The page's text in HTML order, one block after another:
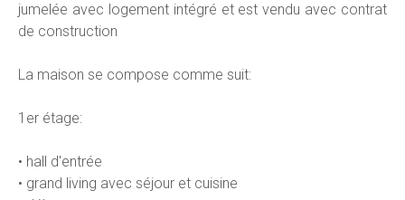
jumelée avec logement intégré et est vendu avec contrat
de construction
La maison se compose comme suit:
1er étage:
• hall d'entrée
• grand living avec séjour et cuisine